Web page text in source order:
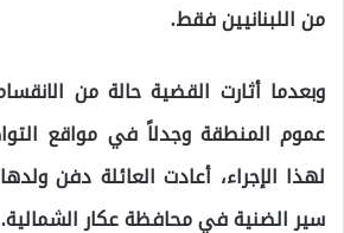
من اللبنانيين فقط.
وبعدما أثارت القضية حالة من
عموم المنطقة وجدلاً في مواقع
لهذا الإجراء، أعادت العائلة دفن
سير الضنية في محافظة عكار الشمالية.